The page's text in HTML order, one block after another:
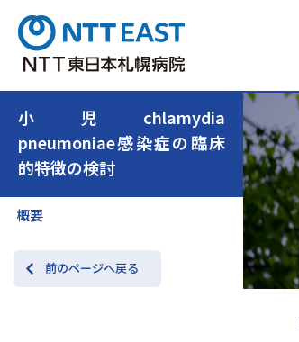
小児chlamydia
pneumoniae感染症の臨床
的特徴の検討
概要
前のページへ戻る